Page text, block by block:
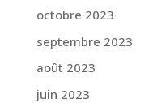
octobre 2023
septembre 2023
août 2023
juin 2023